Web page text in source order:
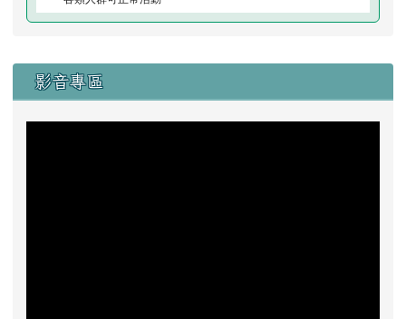
右邊區域內容
影音專區